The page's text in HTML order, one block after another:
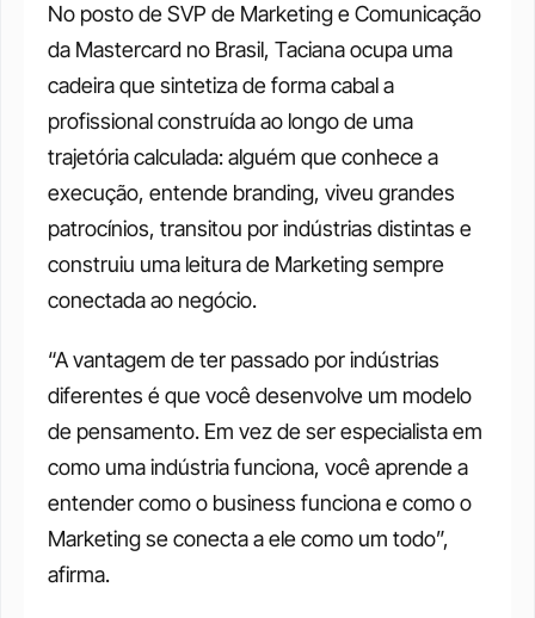
No posto de SVP de Marketing e Comunicação
da Mastercard no Brasil, Taciana ocupa uma
cadeira que sintetiza de forma cabal a
profissional construída ao longo de uma
trajetória calculada: alguém que conhece a
execução, entende branding, viveu grandes
patrocínios, transitou por indústrias distintas e
construiu uma leitura de Marketing sempre
conectada ao negócio.
“A vantagem de ter passado por indústrias
diferentes é que você desenvolve um modelo
de pensamento. Em vez de ser especialista em
como uma indústria funciona, você aprende a
entender como o business funciona e como o
Marketing se conecta a ele como um todo”,
afirma.